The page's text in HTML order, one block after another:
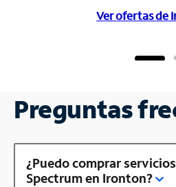
Ver ofertas de
Preguntas
¿Puedo comprar
Spectrum en Ironton?